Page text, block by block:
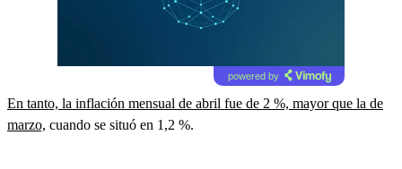
powered by
En tanto, la inflación mensual de abril fue de 2 %, mayor que la de
marzo, cuando se situó en 1,2 %.